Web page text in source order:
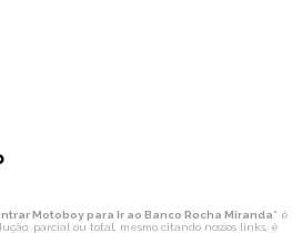
Motoboy para Ir ao Banco Rocha Miranda" é
parcial ou total, mesmo citando nossos links, é